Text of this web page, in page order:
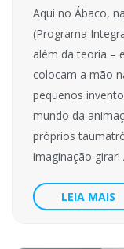
Aqui no Ábaco,
(Programa
além da teoria –
colocam a mão
pequenos
mundo da
próprios
imaginação
LEIA MAIS